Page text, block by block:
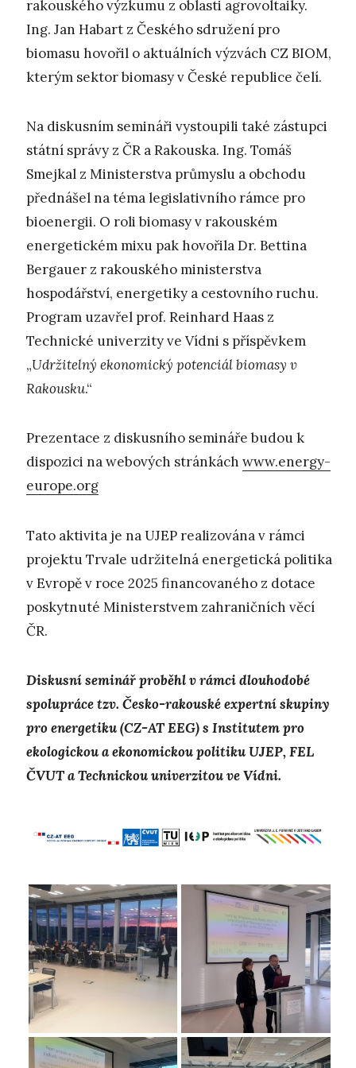
rakouského výzkumu z oblasti agrovoltaiky.
Ing. Jan Habart z Českého sdružení pro
biomasu hovořil o aktuálních výzvách CZ BIOM,
kterým sektor biomasy v České republice čelí.
Na diskusním semináři vystoupili také zástupci
státní správy z ČR a Rakouska. Ing. Tomáš
Smejkal z Ministerstva průmyslu a obchodu
přednášel na téma legislativního rámce pro
bioenergii. O roli biomasy v rakouském
energetickém mixu pak hovořila Dr. Bettina
Bergauer z rakouského ministerstva
hospodářství, energetiky a cestovního ruchu.
Program uzavřel prof. Reinhard Haas z
Technické univerzity ve Vídni s příspěvkem
„Udržitelný ekonomický potenciál biomasy v
Rakousku.“
Prezentace z diskusního semináře budou k
dispozici na webových stránkách www.energy-
europe.org
Tato aktivita je na UJEP realizována v rámci
projektu Trvale udržitelná energetická politika
v Evropě v roce 2025 financovaného z dotace
poskytnuté Ministerstvem zahraničních věcí
ČR.
Diskusní seminář proběhl v rámci dlouhodobé
spolupráce tzv. Česko-rakouské expertní skupiny
pro energetiku (CZ-AT EEG) s Institutem pro
ekologickou a ekonomickou politiku UJEP, FEL
ČVUT a Technickou univerzitou ve Vídni.